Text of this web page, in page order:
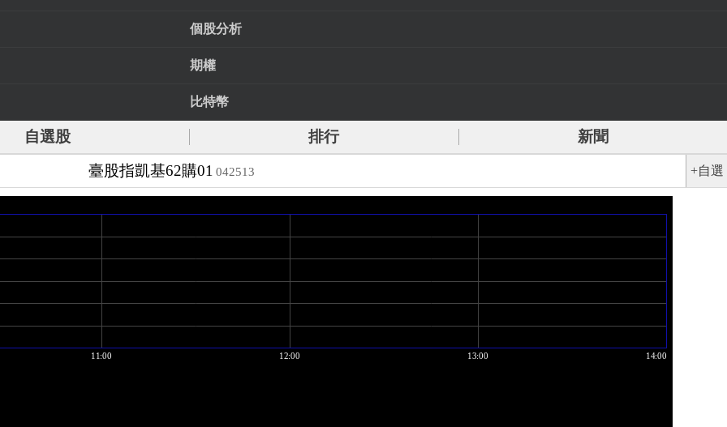
個股分析
期權
比特幣
自選股 排行
新聞
臺股指凱基62購01 042513 +自選